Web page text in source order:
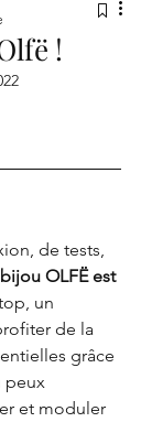
!
de tests,
OLFË est
un
de la
grâce
peux
et moduler